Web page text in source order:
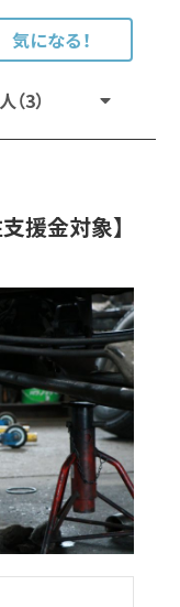
気になる！
3）
援金対象】